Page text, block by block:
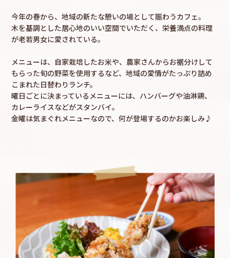
今年の春から、地域の新たな憩いの場として賑わうカフェ。
木を基調とした居心地のいい空間でいただく、栄養満点の料理
が老若男女に愛されている。
メニューは、自家栽培したお米や、農家さんからお裾分けして
もらった旬の野菜を使用するなど、地域の愛情がたっぷり詰め
こまれた日替わりランチ。
曜日ごとに決まっているメニューには、ハンバーグや油淋鶏、
カレーライスなどがスタンバイ。
金曜は気まぐれメニューなので、何が登場するのかお楽しみ♪